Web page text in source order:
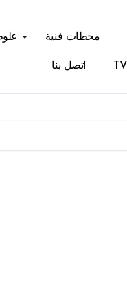
محطات فنية
اتصل بنا